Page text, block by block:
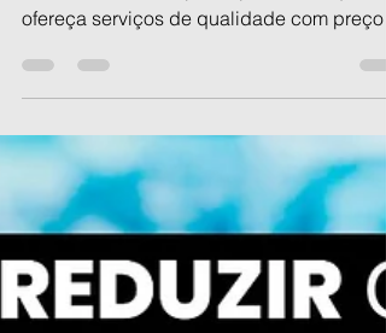
Nesses novos tempos, estamos com você!
ofereça serviços de qualidade com preço
justo? Ligue agora12...